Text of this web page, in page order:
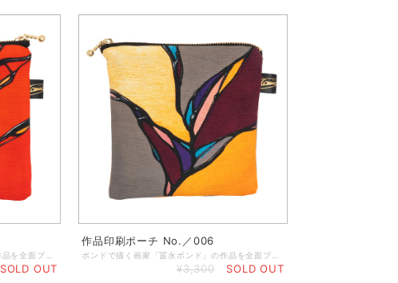
SOLD OUT
作品印刷ポーチ No.／006
¥3,300 SOLD OUT